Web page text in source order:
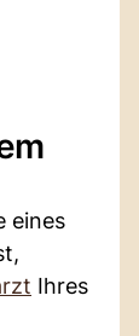
eines
Ihres